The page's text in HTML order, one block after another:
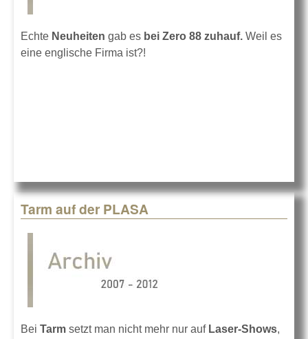
Echte Neuheiten gab es bei Zero 88 zuhauf. Weil es
eine englische Firma ist?!
Tarm auf der PLASA
Bei Tarm setzt man nicht mehr nur auf Laser-Shows,